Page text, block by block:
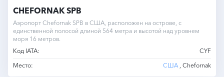
CHEFORNAK SPB
Аэропорт Chefornak SPB в США, расположен на острове, с
единственной полосой длиной 564 метра и высотой над уровнем
моря 16 метров.
Код IATA:
CYF
Место:
США , Chefornak